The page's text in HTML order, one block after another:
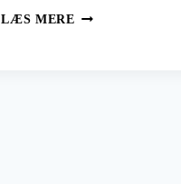
LÆS MERE GREAT